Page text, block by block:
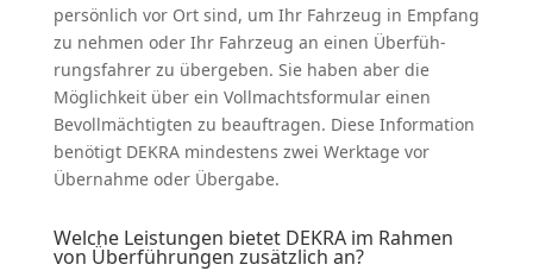
persönlich vor Ort sind, um Ihr Fahrzeug in Empfang
zu nehmen oder Ihr Fahrzeug an einen Überfüh­
rungs­fahrer zu übergeben. Sie haben aber die
Möglichkeit über ein Vollmachts­for­mular einen
Bevoll­mäch­tigten zu beauf­tragen. Diese Infor­mation
benötigt DEKRA mindestens zwei Werktage vor
Übernahme oder Übergabe.
Welche Leistungen bietet DEKRA im Rahmen
von Überfüh­rungen zusätzlich an?